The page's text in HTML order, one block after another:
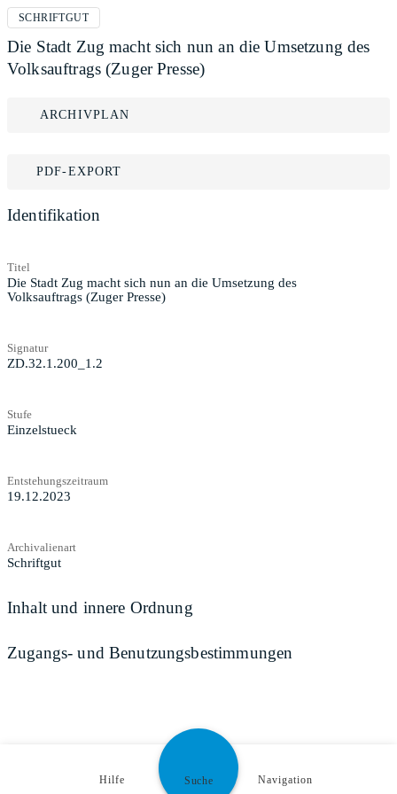
SCHRIFTGUT
Die Stadt Zug macht sich nun an die Umsetzung des
Volksauftrags (Zuger Presse)
ARCHIVPLAN
PDF-EXPORT
Identifikation
Titel
Die Stadt Zug macht sich nun an die Umsetzung des
Volksauftrags (Zuger Presse)
Signatur
ZD.32.1.200_1.2
Stufe
Einzelstueck
Entstehungszeitraum
19.12.2023
Archivalienart
Schriftgut
Inhalt und innere Ordnung
Zugangs- und Benutzungsbestimmungen
Hilfe Suche Navigation